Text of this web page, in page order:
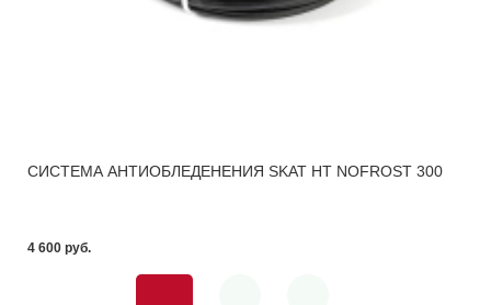
СИСТЕМА АНТИОБЛЕДЕНЕНИЯ SKAT HT NOFROST 300
4 600 pуб.